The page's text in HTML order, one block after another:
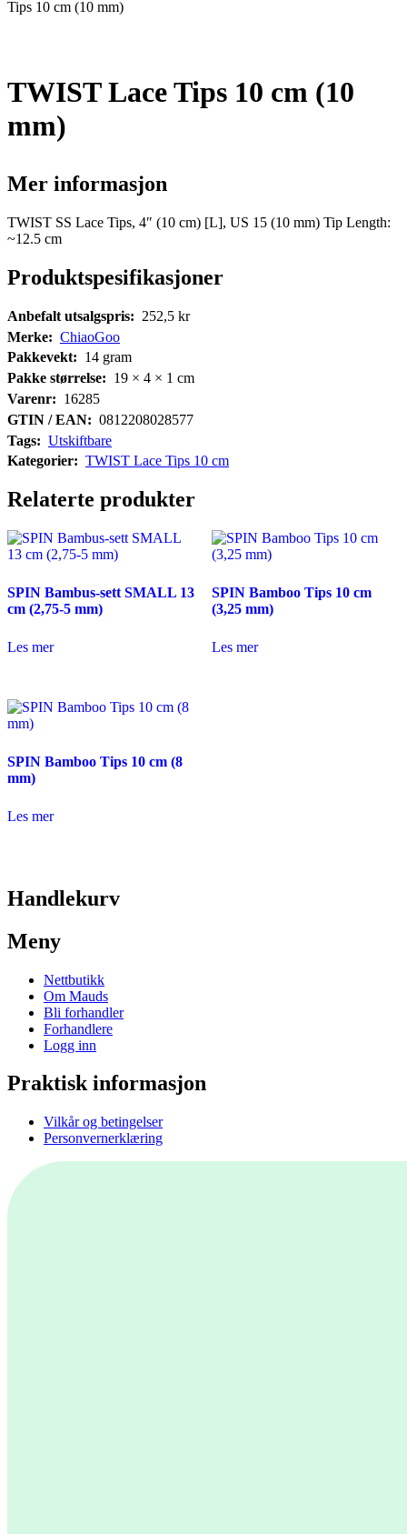
Tips 10 cm (10 mm)
TWIST Lace Tips 10 cm (10
mm)
Mer informasjon
TWIST SS Lace Tips, 4″ (10 cm) [L], US 15 (10 mm) Tip Length:
~12.5 cm
Produktspesifikasjoner
Anbefalt utsalgspris: 252,5 kr
Merke: ChiaoGoo
Pakkevekt: 14 gram
Pakke størrelse: 19 × 4 × 1 cm
Varenr: 16285
GTIN / EAN: 0812208028577
Tags: Utskiftbare
Kategorier: TWIST Lace Tips 10 cm
Relaterte produkter
SPIN Bambus-sett SMALL 13
cm (2,75-5 mm)
Les mer
SPIN Bamboo Tips 10 cm
(3,25 mm)
Les mer
SPIN Bamboo Tips 10 cm (8
mm)
Les mer
Handlekurv
Meny
Nettbutikk
Om Mauds
Bli forhandler
Forhandlere
Logg inn
Praktisk informasjon
Vilkår og betingelser
Personvernerklæring